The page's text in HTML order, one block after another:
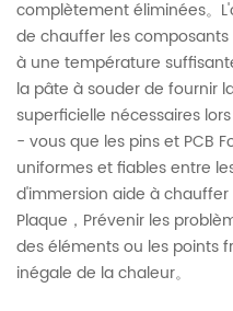
complètement éliminées。
de chauffer les
à une température
la pâte à souder de fournir
superficielle nécessaires
- vous que les pins et PCB
uniformes et fiables entre
d'immersion aide à
Plaque，Prévenir les
des éléments ou les points
inégale de la chaleur。